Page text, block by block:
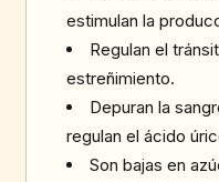
estimulan la
Regulan el
estreñimiento.
Depuran la
regulan el ácido
Son bajas en